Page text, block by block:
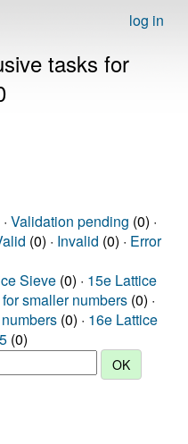
log in
tasks for
Validation pending (0) ·
(0) · Invalid (0) · Error
Sieve (0) · 15e Lattice
smaller numbers (0) ·
(0) · 16e Lattice
(0)